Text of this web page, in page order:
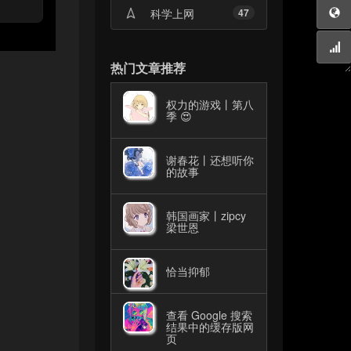
47
科学上网
热门文章推荐
权力的游戏丨第八
季 😍
谢春花丨还想听你
的故事
韩国画家丨zipcy
梁世恩
恰当抑郁
查看 Google 搜索
结果中的缓存版网
页